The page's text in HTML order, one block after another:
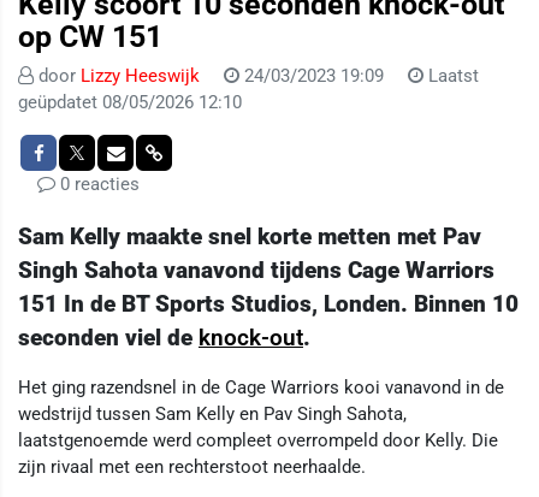
op CW 151
door Lizzy Heeswijk 24/03/2023 19:09
Laatst
geüpdatet 08/05/2026 12:10
0 reacties
Sam Kelly maakte snel korte metten met Pav
Singh Sahota vanavond tijdens Cage Warriors
151 In de BT Sports Studios, Londen. Binnen 10
seconden viel de knock-out.
Het ging razendsnel in de Cage Warriors kooi vanavond in de
wedstrijd tussen Sam Kelly en Pav Singh Sahota,
laatstgenoemde werd compleet overrompeld door Kelly. Die
zijn rivaal met een rechterstoot neerhaalde.